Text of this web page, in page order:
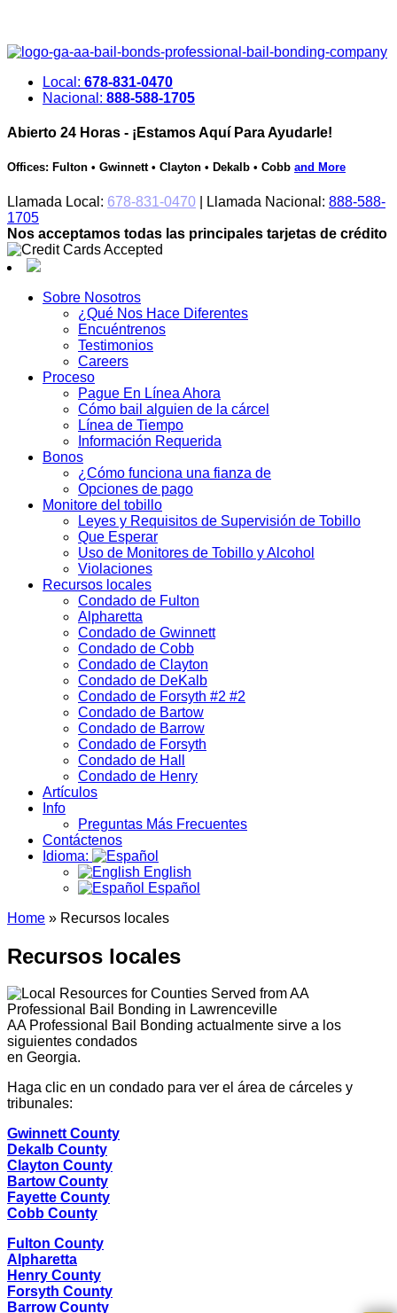
Local: 678-831-0470
Nacional: 888-588-1705
Abierto 24 Horas - ¡Estamos Aquí Para Ayudarle!
Offices: Fulton • Gwinnett • Clayton • Dekalb • Cobb and More
Llamada Local: 678-831-0470 | Llamada Nacional: 888-588-
1705
Nos acceptamos todas las principales tarjetas de crédito
Saltar
contenidoSobre Nosotros
¿Qué Nos Hace Diferentes
Encuéntrenos
Testimonios
Careers
Proceso
Pague En Línea Ahora
Cómo bail alguien de la cárcel
Línea de Tiempo
Información Requerida
Bonos
¿Cómo funciona una fianza de
Opciones de pago
Monitore del tobillo
Leyes y Requisitos de Supervisión de Tobillo
Que Esperar
Uso de Monitores de Tobillo y Alcohol
Violaciones
Recursos locales
Condado de Fulton
Alpharetta
Condado de Gwinnett
Condado de Cobb
Condado de Clayton
Condado de DeKalb
Condado de Forsyth #2 #2
Condado de Bartow
Condado de Barrow
Condado de Forsyth
Condado de Hall
Condado de Henry
Artículos
Info
Preguntas Más Frecuentes
Contáctenos
Idioma:
English
Español
Home » Recursos locales
Recursos locales
AA Professional Bail Bonding actualmente sirve a los
siguientes condados
en Georgia.
Haga clic en un condado para ver el área de cárceles y
tribunales:
Gwinnett County
Dekalb County
Clayton County
Bartow County
Fayette County
Cobb County
Fulton County
Alpharetta
Henry County
Forsyth County
Barrow County